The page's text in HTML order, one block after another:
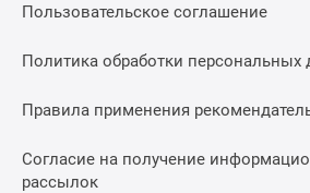
Пользовательское соглашение
Политика обработки персональных
Правила применения
Согласие на получение
рассылок